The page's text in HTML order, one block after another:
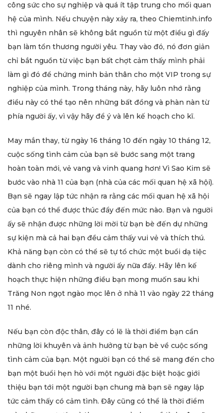
công sức cho sự nghiệp và quá ít tập trung cho mối quan
hệ của mình. Nếu chuyện này xảy ra, theo Chiemtinh.info
thì nguyên nhân sẽ không bắt nguồn từ một điều gì đấy
bạn làm tổn thương người yêu. Thay vào đó, nó đơn giản
chỉ bắt nguồn từ việc bạn bất chợt cảm thấy mình phải
làm gì đó để chứng minh bản thân cho một VIP trong sự
nghiệp của mình. Trong tháng này, hãy luôn nhớ rằng
điều này có thể tạo nên những bất đồng và phàn nàn từ
phía người ấy, vì vậy hãy để ý và lên kế hoạch cho kĩ.
May mắn thay, từ ngày 16 tháng 10 đến ngày 10 tháng 12,
cuộc sống tình cảm của bạn sẽ bước sang một trang
hoàn toàn mới, vẻ vang và vinh quang hơn! Vì Sao Kim sẽ
bước vào nhà 11 của bạn (nhà của các mối quan hệ xã hội).
Bạn sẽ ngay lập tức nhận ra rằng các mối quan hệ xã hội
của bạn có thể được thúc đẩy đến mức nào. Bạn và người
ấy sẽ nhận được những lời mời từ bạn bè đến dự những
sự kiện mà cả hai bạn đều cảm thấy vui vẻ và thích thú.
Khả năng bạn còn có thể sẽ tự tổ chức một buổi dạ tiệc
dành cho riêng mình và người ấy nữa đấy. Hãy lên kế
hoạch thực hiện những điều bạn mong muốn sau khi
Trăng Non ngọt ngào mọc lên ở nhà 11 vào ngày 22 tháng
11 nhé.
Nếu bạn còn độc thân, đây có lẽ là thời điểm bạn cần
những lời khuyên và ảnh hưởng từ bạn bè về cuộc sống
tình cảm của bạn. Một người bạn có thể sẽ mang đến cho
bạn một buổi hẹn hò với một người đặc biệt hoặc giới
thiệu bạn tới một người bạn chung mà bạn sẽ ngay lập
tức cảm thấy có cảm tình. Đây cũng có thể là thời điểm